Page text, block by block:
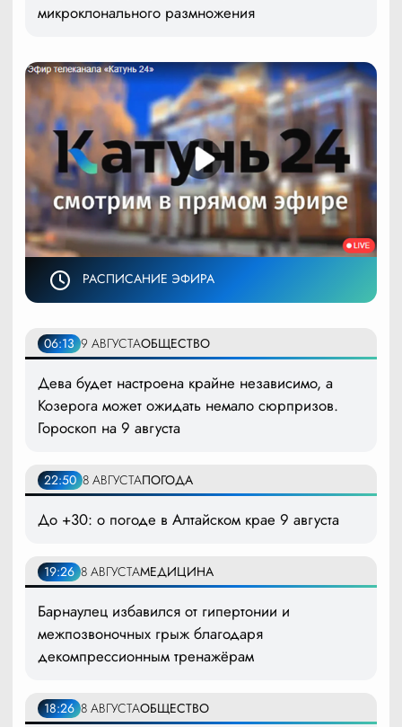
микроклонального размножения
РАСПИСАНИЕ ЭФИРА
06:13 9 АВГУСТАОБЩЕСТВО
Дева будет настроена крайне независимо, а
Козерога может ожидать немало сюрпризов.
Гороскоп на 9 августа
22:50 8 АВГУСТАПОГОДА
До +30: о погоде в Алтайском крае 9 августа
19:26 8 АВГУСТАМЕДИЦИНА
Барнаулец избавился от гипертонии и
межпозвоночных грыж благодаря
декомпрессионным тренажёрам
18:26 8 АВГУСТАОБЩЕСТВО